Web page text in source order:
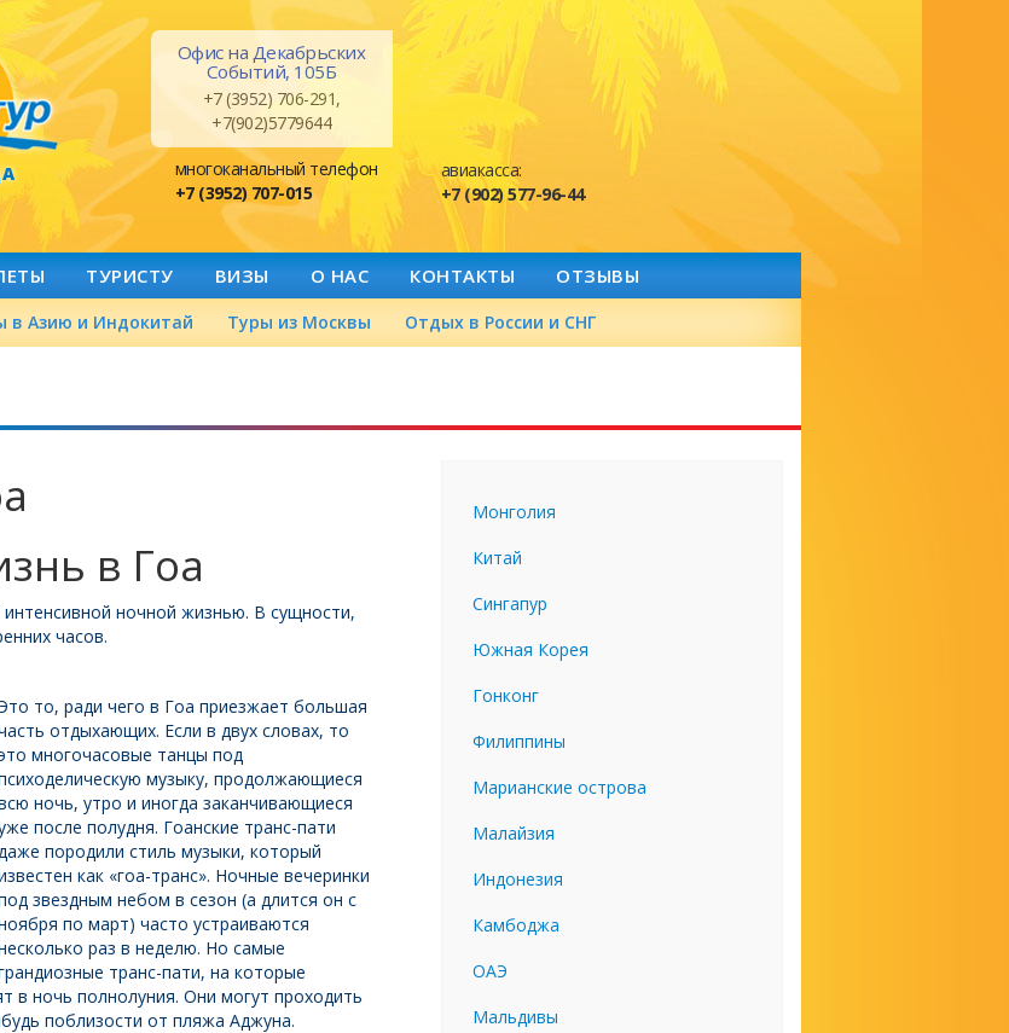
Офис на Декабрьских
Событий, 105Б
+7 (3952) 706-291,
+7(902)5779644
многоканальный телефон
+7 (3952) 707-015
авиакасса:
+7 (902) 577-96-44
ТУРИСТУ ВИЗЫ О НАС КОНТАКТЫ ОТЗЫВЫ
в Азию и Индокитай Туры из Москвы Отдых в России и СНГ
в Гоа
ночной жизнью. В сущности,
часов.
то, ради чего в Гоа приезжает большая
отдыхающих. Если в двух словах, то
многочасовые танцы под
музыку, продолжающиеся
ночь, утро и иногда заканчивающиеся
после полудня. Гоанские транс-пати
породили стиль музыки, который
как «гоа-транс». Ночные вечеринки
звездным небом в сезон (а длится он с
по март) часто устраиваются
раз в неделю. Но самые
транс-пати, на которые
в ночь полнолуния. Они могут проходить
поблизости от пляжа Аджуна.
Монголия
Китай
Сингапур
Южная Корея
Гонконг
Филиппины
Марианские острова
Малайзия
Индонезия
Камбоджа
ОАЭ
Мальдивы